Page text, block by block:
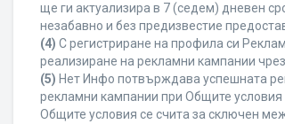
ще ги актуализира в 7 (седем) дневен
незабавно и без предизвестие
(4) С регистриране на профила си
реализиране на рекламни кампании
(5) Нет Инфо потвърждава успешната
рекламни кампании при Общите
Общите условия се счита за сключен